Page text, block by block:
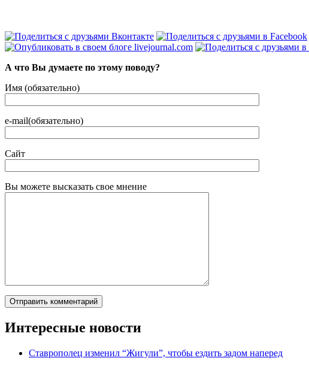
А что Вы думаете по этому поводу?
Имя (обязательно)
e-mail(обязательно)
Сайт
Вы можете высказать свое мнение
Интересные новости
Ставрополец изменил “Жигули”, чтобы ездить задом наперед